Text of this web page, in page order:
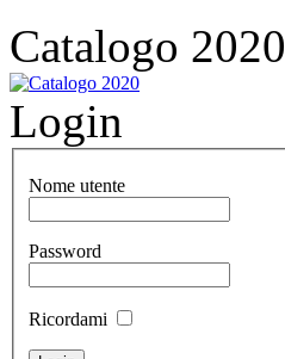
Catalogo 2020
Login
Nome utente
Password
Ricordami